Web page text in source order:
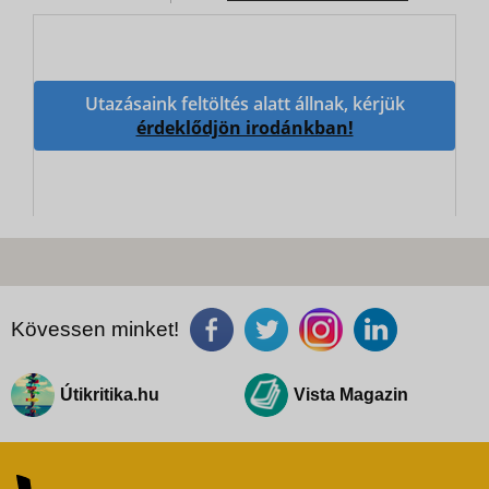
Utazásaink feltöltés alatt állnak, kérjük
érdeklődjön irodánkban!
Kövessen minket!
Útikritika.hu Vista Magazin